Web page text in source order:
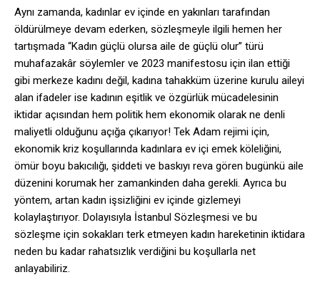
Aynı zamanda, kadınlar ev içinde en yakınları tarafından
öldürülmeye devam ederken, sözleşmeyle ilgili hemen her
tartışmada “Kadın güçlü olursa aile de güçlü olur” türü
muhafazakâr söylemler ve 2023 manifestosu için ilan ettiği
gibi merkeze kadını değil, kadına tahakküm üzerine kurulu aileyi
alan ifadeler ise kadının eşitlik ve özgürlük mücadelesinin
iktidar açısından hem politik hem ekonomik olarak ne denli
maliyetli olduğunu açığa çıkarıyor! Tek Adam rejimi için,
ekonomik kriz koşullarında kadınlara ev içi emek köleliğini,
ömür boyu bakıcılığı, şiddeti ve baskıyı reva gören bugünkü aile
düzenini korumak her zamankinden daha gerekli. Ayrıca bu
yöntem, artan kadın işsizliğini ev içinde gizlemeyi
kolaylaştırıyor. Dolayısıyla İstanbul Sözleşmesi ve bu
sözleşme için sokakları terk etmeyen kadın hareketinin iktidara
neden bu kadar rahatsızlık verdiğini bu koşullarla net
anlayabiliriz.